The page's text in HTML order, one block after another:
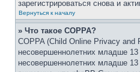
зарегистрироваться снова и
Вернуться к началу
» Что такое COPPA?
COPPA (Child Online Privacy and
несовершеннолетних младше 13
несовершеннолетних младше